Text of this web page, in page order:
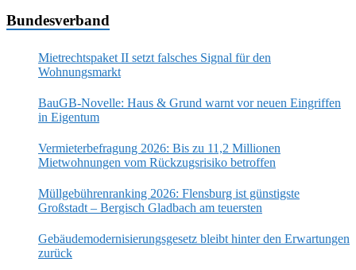
Bundesverband
Mietrechtspaket II setzt falsches Signal für den
Wohnungsmarkt
BauGB-Novelle: Haus & Grund warnt vor neuen Eingriffen
in Eigentum
Vermieterbefragung 2026: Bis zu 11,2 Millionen
Mietwohnungen vom Rückzugsrisiko betroffen
Müllgebührenranking 2026: Flensburg ist günstigste
Großstadt – Bergisch Gladbach am teuersten
Gebäudemodernisierungsgesetz bleibt hinter den Erwartungen
zurück